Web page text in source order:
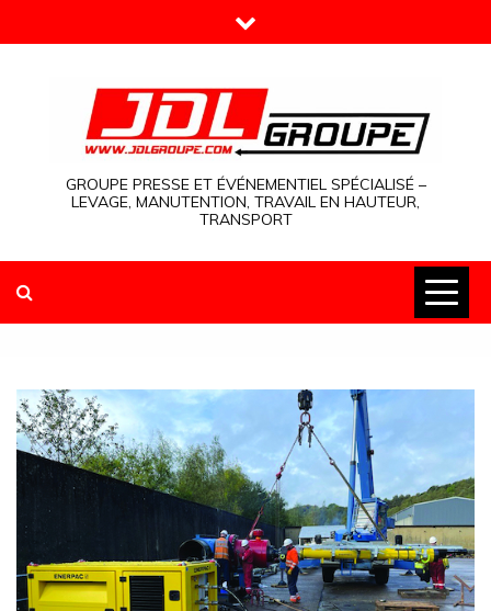
to
GROUPE PRESSE ET ÉVÉNEMENTIEL SPÉCIALISÉ –
LEVAGE, MANUTENTION, TRAVAIL EN HAUTEUR,
TRANSPORT